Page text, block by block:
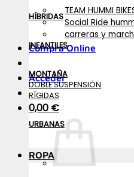
TEAM HUMMI
Social Ride
carreras y
Compra Online
Acceder
0,00 €
HÍBRIDAS
INFANTILES
MONTAÑA
DOBLE SUSPENSIÓN
RÍGIDAS
URBANAS
ROPA